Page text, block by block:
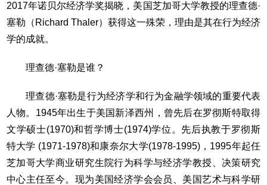
2017年诺贝尔经济学奖揭晓，美国芝加哥大学教授的理查德·
塞勒（Richard Thaler）获得这一殊荣，理由是其在行为经济
学的成就。
理查德·塞勒是谁？
理查德·塞勒是行为经济学和行为金融学领域的重要代表
人物。1945年出生于美国新泽西州，曾先后在罗彻斯特取得
文学硕士(1970)和哲学博士(1974)学位。先后执教于罗彻斯
特大学 (1971-1978)和康奈尔大学(1978-1995)，1995年起任
芝加哥大学商业研究生院行为科学与经济学教授、决策研究
中心主任至今。现为美国经济学会会员、美国艺术与科学研